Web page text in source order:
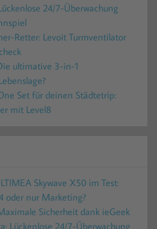
24/7-Überwachung
Retter: Levoit Turmventilator
ultimative 3-in-1
Set für deinen Städtetrip:
mit Level8
Skywave X50 im Test:
oder nur Marketing?
Sicherheit dank ieGeek
Lückenlose 24/7-Überwachung